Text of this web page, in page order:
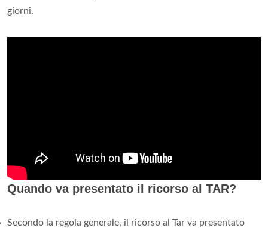
giorni.
Quando va presentato il ricorso al TAR?
Secondo la regola generale, il ricorso al Tar va presentato